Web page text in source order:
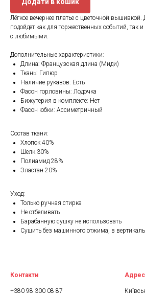
Лёгкое вечернее платье с цветочной
подойдет как для торжественных событий, так
с любимыми.
Дополнительные характеристики:
Длина: Французская длина (Миди)
Ткань: Гипюр
Наличие рукавов: Есть
Фасон горловины: Лодочка
Бижутерия в комплекте: Нет
Фасон юбки: Ассиметричный
Состав ткани:
Хлопок 40%
Шелк 30%
Полиамид 28%
Эластан 20%
Уход:
Только ручная стирка
Не отбеливать
Барабанную сушку не использовать
Сушить без машинного отжима, в
Контакти
+380 98 300 08 87